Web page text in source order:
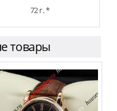
72 г. *
товары